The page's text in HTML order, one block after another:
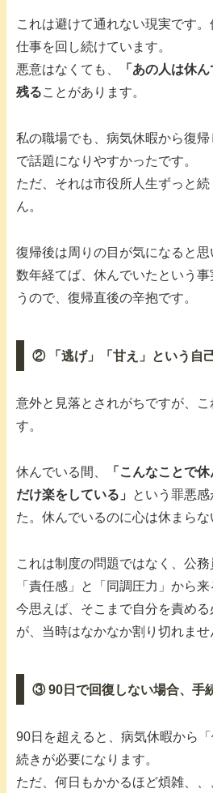
これは避けて通れない現実です
仕事を回し続けています。
悪意はなくても、
「あの人は休
残ることがあります。
私の職場でも、病気休暇から復
で話題になりやすかったです。
ただ、それは市役所人生ずっと
ん。
復帰後は周りの目が気になると思
数年経てば、休んでいたという
うので、復帰直後の辛抱です。
② 「逃げ」「甘え」という自
意外と見落とされがちですが、
す。
休んでいる間、
「こんなことで
だけ楽をしている」
という罪悪
た。休んでいるのに心は休まらな
これは制度の問題ではなく、公
「責任感」と「同調圧力」から
今思えば、そこまで自分を責め
が、当時はなかなか割り切れませ
③ 90日で回復しない場合、手
90日を超えると、病気休暇から
続きが必要になります。
ただ、何日もかかるほど煩雑、